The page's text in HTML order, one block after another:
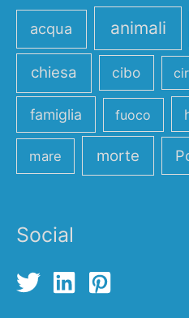
acqua animali
chiesa cibo
famiglia fuoco
mare morte
Social